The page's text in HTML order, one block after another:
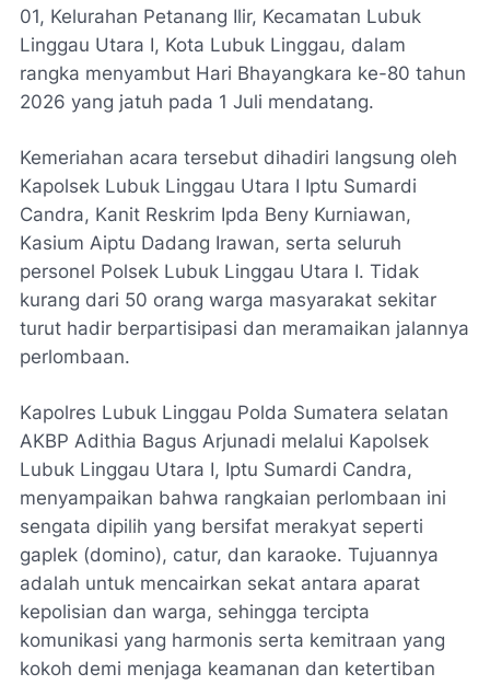
01, Kelurahan Petanang Ilir, Kecamatan Lubuk
Linggau Utara I, Kota Lubuk Linggau, dalam
rangka menyambut Hari Bhayangkara ke-80 tahun
2026 yang jatuh pada 1 Juli mendatang.
Kemeriahan acara tersebut dihadiri langsung oleh
Kapolsek Lubuk Linggau Utara I Iptu Sumardi
Candra, Kanit Reskrim Ipda Beny Kurniawan,
Kasium Aiptu Dadang Irawan, serta seluruh
personel Polsek Lubuk Linggau Utara I. Tidak
kurang dari 50 orang warga masyarakat sekitar
turut hadir berpartisipasi dan meramaikan jalannya
perlombaan.
Kapolres Lubuk Linggau Polda Sumatera selatan
AKBP Adithia Bagus Arjunadi melalui Kapolsek
Lubuk Linggau Utara I, Iptu Sumardi Candra,
menyampaikan bahwa rangkaian perlombaan ini
sengata dipilih yang bersifat merakyat seperti
gaplek (domino), catur, dan karaoke. Tujuannya
adalah untuk mencairkan sekat antara aparat
kepolisian dan warga, sehingga tercipta
komunikasi yang harmonis serta kemitraan yang
kokoh demi menjaga keamanan dan ketertiban